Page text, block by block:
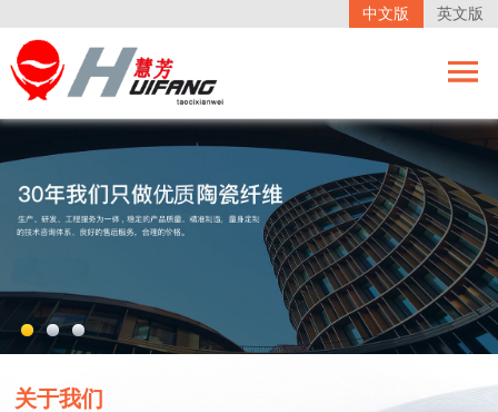
中文版 英文版
关于我们